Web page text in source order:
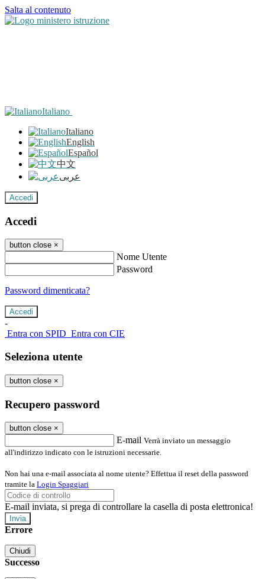
Salta al contenuto
Italiano
Italiano
English
Español
中文
عربى
Accedi
Accedi
button close ×
Nome Utente
Password
Password dimenticata?
-
Entra con SPID Entra con CIE
Seleziona utente
button close ×
Recupero password
button close ×
E-mail Verrà inviato un messaggio
all'indirizzo indicato con le istruzioni necessarie.
Non hai una e-mail associata al nome utente? Effettua il reset della password
tramite la Login Spaggiari
E-mail inviata, si prega di controllare la casella di posta elettronica!
Errore
Chiudi
Successo